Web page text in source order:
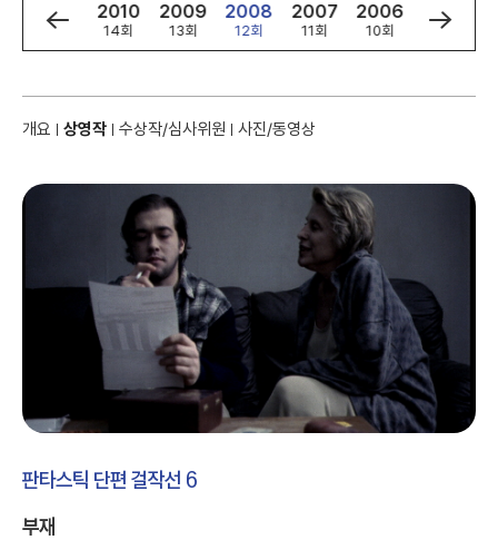
2011
15회
2010
14회
2009
13회
2008
12회
2007
11회
2006
10회
2005
9회
개요 상영작 수상작/심사위원 사진/동영상
판타스틱 단편 걸작선 6
부재